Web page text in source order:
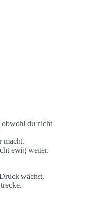
obwohl du nicht
macht.
ewig weiter.
wächst.